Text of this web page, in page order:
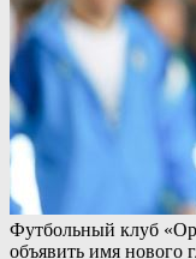
Футбольный клуб
объявить имя